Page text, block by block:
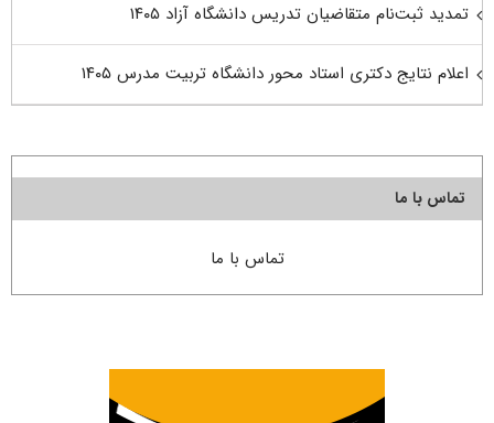
تمدید ثبت‌نام متقاضیان تدریس دانشگاه آزاد ۱۴۰۵
اعلام نتایج دکتری استاد محور دانشگاه تربیت مدرس ۱۴۰۵
تماس با ما
تماس با ما